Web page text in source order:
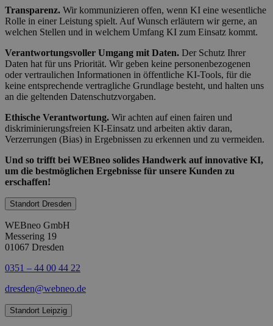
Transparenz. Wir kommunizieren offen, wenn KI eine wesentliche
Rolle in einer Leistung spielt. Auf Wunsch erläutern wir gerne, an
welchen Stellen und in welchem Umfang KI zum Einsatz kommt.
Verantwortungsvoller Umgang mit Daten. Der Schutz Ihrer
Daten hat für uns Priorität. Wir geben keine personenbezogenen
oder vertraulichen Informationen in öffentliche KI-Tools, für die
keine entsprechende vertragliche Grundlage besteht, und halten uns
an die geltenden Datenschutzvorgaben.
Ethische Verantwortung. Wir achten auf einen fairen und
diskriminierungsfreien KI-Einsatz und arbeiten aktiv daran,
Verzerrungen (Bias) in Ergebnissen zu erkennen und zu vermeiden.
Und so trifft bei WEBneo solides Handwerk auf innovative KI,
um die bestmöglichen Ergebnisse für unsere Kunden zu
erschaffen!
Standort Dresden
WEBneo GmbH
Messering 19
01067 Dresden
0351 – 44 00 44 22
dresden@webneo.de
Standort Leipzig